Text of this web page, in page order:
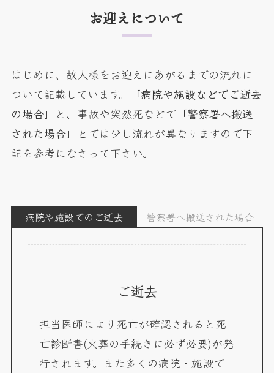
お迎えについて
はじめに、故人様をお迎えにあがるまでの流れに
ついて記載しています。
「病院や施設などでご逝去
の場合」
と、事故や突然死などで「警察署へ搬送
された場合」
とでは少し流れが異なりますので下
記を参考になさって下さい。
病院や施設でのご逝去 警察署へ搬送された場合
ご逝去
担当医師により死亡が確認されると死
亡診断書(火葬の手続きに必ず必要)が発
行されます。また多くの病院・施設で